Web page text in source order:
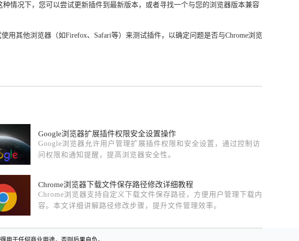
情况下，您可以尝试更新插件到最新版本，或者寻找一个与您的浏览器版本兼容
其他浏览器（如Firefox、Safari等）来测试插件，以确定问题是否与Chrome浏览
Google浏览器扩展插件权限安全设置操作
Google浏览器允许用户管理扩展插件权限和安全设置，通过控制访
问权限和通知提醒，提高浏览器安全性。
Chrome浏览器下载文件保存路径修改详细教程
Chrome浏览器支持自定义下载文件保存路径，方便用户管理下载内
容。本文详细讲解路径修改步骤，提升文件管理效率。